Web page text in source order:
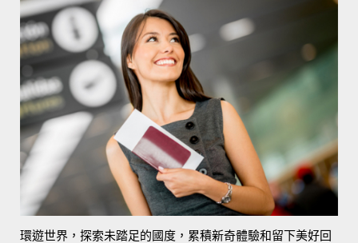
環遊世界，探索未踏足的國度，累積新奇體驗和留下美好回